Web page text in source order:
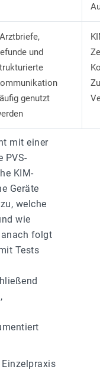
und
genutzt
mit einer
PVS-
KIM-
Geräte
welche
wie
folgt
Tests